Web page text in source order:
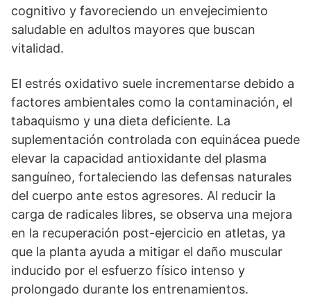
cognitivo y favoreciendo un envejecimiento
saludable en adultos mayores que buscan
vitalidad.
El estrés oxidativo suele incrementarse debido a
factores ambientales como la contaminación, el
tabaquismo y una dieta deficiente. La
suplementación controlada con equinácea puede
elevar la capacidad antioxidante del plasma
sanguíneo, fortaleciendo las defensas naturales
del cuerpo ante estos agresores. Al reducir la
carga de radicales libres, se observa una mejora
en la recuperación post-ejercicio en atletas, ya
que la planta ayuda a mitigar el daño muscular
inducido por el esfuerzo físico intenso y
prolongado durante los entrenamientos.